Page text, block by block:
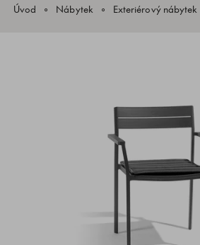
Úvod Nábytek Exteriérový nábytek